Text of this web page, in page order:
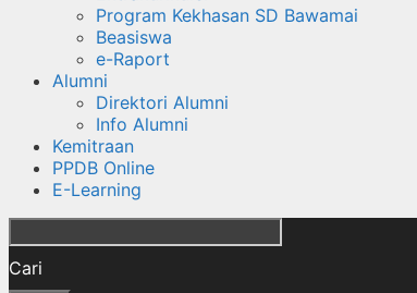
Program Kekhasan SD Bawamai
Beasiswa
e-Raport
Alumni
Direktori Alumni
Info Alumni
Kemitraan
PPDB Online
E-Learning
Cari